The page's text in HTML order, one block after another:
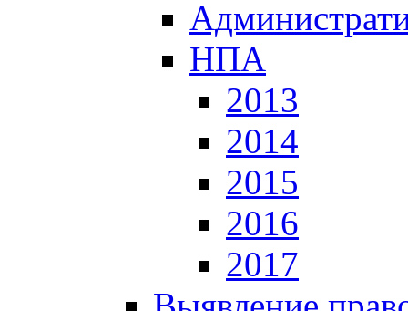
НПА
2013
2014
2015
2016
2017